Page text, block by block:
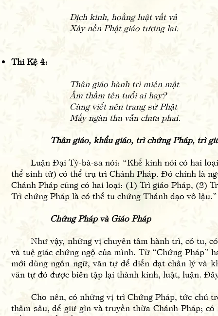
Dịch kinh, hoằng luật vất vả
Xây nền Phật giáo tương lai.
Thi Kệ 4:
Thân giáo hành trì miên mật
Âm thầm tên tuổi ai hay?
Cùng viết nên trang sử Phật
Mấy ngàn thu vẫn chưa phai.
Thân giáo, khẩu giáo, trì chứng Pháp, trì
Luận Đại Tỳ-bà-sa nói: “Khế kinh nói có hai loại
thể sinh tử) có thể trụ trì Chánh Pháp. Đó chính là
Chánh Pháp cũng có hai loại: (1) Trì giáo Pháp, (2)
Trì chứng Pháp là có thể tu chứng Thánh đạo vô
Chứng Pháp và Giáo Pháp
Như vậy, những vị chuyên tâm hành trì, có tu,
và tuệ giác chứng ngộ của mình. Từ “Chứng Pháp”
mới dùng ngôn ngữ, văn tự để diễn đạt chân lý và
văn tự đó được biên tập lại thành kinh, luật, luận.
Cho nên, có những vị trì Chứng Pháp, tức chú
thâm sâu, để giữ gìn và truyền thừa Chánh Pháp;